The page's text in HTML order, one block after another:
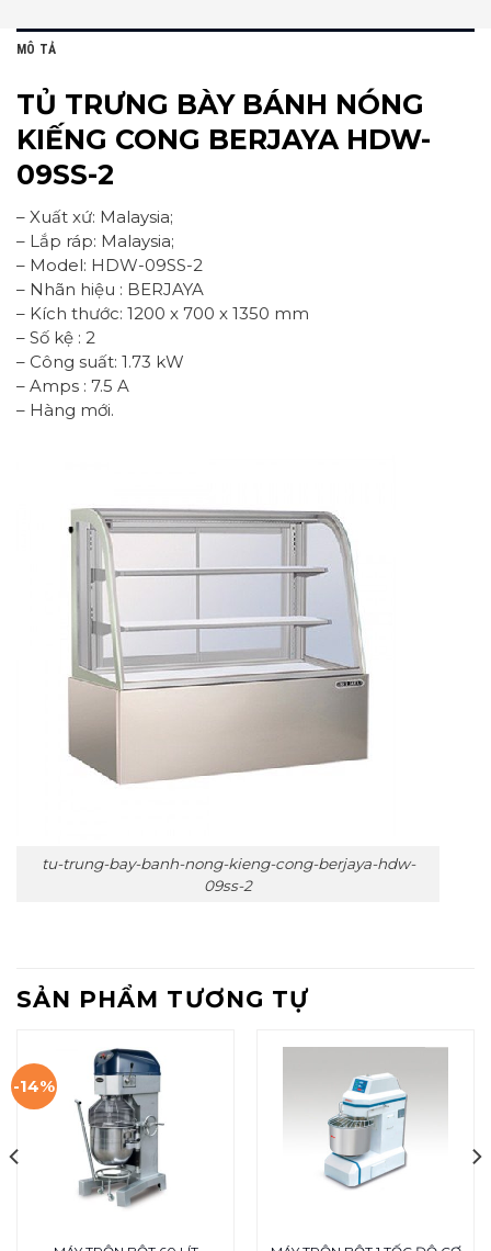
MÔ TẢ
TỦ TRƯNG BÀY BÁNH NÓNG
KIẾNG CONG BERJAYA HDW-
09SS-2
– Xuất xứ: Malaysia;
– Lắp ráp: Malaysia;
– Model: HDW-09SS-2
– Nhãn hiệu : BERJAYA
– Kích thước: 1200 x 700 x 1350 mm
– Số kệ : 2
– Công suất: 1.73 kW
– Amps : 7.5 A
– Hàng mới.
tu-trung-bay-banh-nong-kieng-cong-berjaya-hdw-
09ss-2
SẢN PHẨM TƯƠNG TỰ
-14%